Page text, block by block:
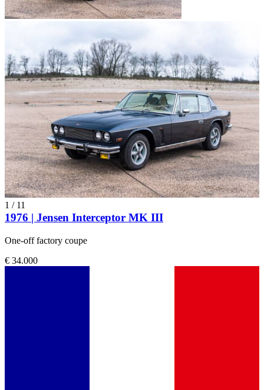
1 / 11
1976 | Jensen Interceptor MK III
One-off factory coupe
€ 34.000